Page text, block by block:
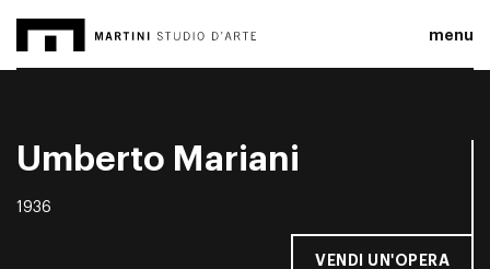
menu
Umberto Mariani
1936
VENDI UN'OPERA